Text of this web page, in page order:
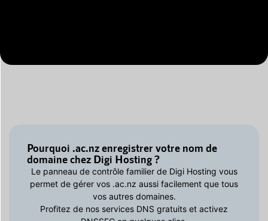
Pourquoi .ac.nz enregistrer votre nom de
domaine chez Digi Hosting ?
Le panneau de contrôle familier de Digi Hosting vous
permet de gérer vos .ac.nz aussi facilement que tous
vos autres domaines.
Profitez de nos services DNS gratuits et activez